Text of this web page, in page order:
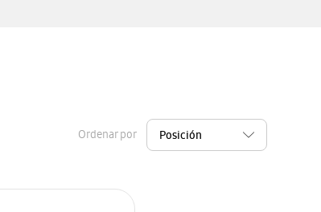
Ordenar por